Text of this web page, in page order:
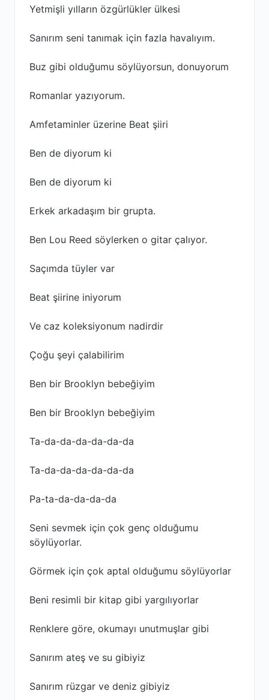
Yetmişli yılların özgürlükler ülkesi
Sanırım seni tanımak için fazla havalıyım.
Buz gibi olduğumu söylüyorsun, donuyorum
Romanlar yazıyorum.
Amfetaminler üzerine Beat şiiri
Ben de diyorum ki
Ben de diyorum ki
Erkek arkadaşım bir grupta.
Ben Lou Reed söylerken o gitar çalıyor.
Saçımda tüyler var
Beat şiirine iniyorum
Ve caz koleksiyonum nadirdir
Çoğu şeyi çalabilirim
Ben bir Brooklyn bebeğiyim
Ben bir Brooklyn bebeğiyim
Ta-da-da-da-da-da-da
Ta-da-da-da-da-da-da
Pa-ta-da-da-da-da
Seni sevmek için çok genç olduğumu
söylüyorlar.
Görmek için çok aptal olduğumu söylüyorlar
Beni resimli bir kitap gibi yargılıyorlar
Renklere göre, okumayı unutmuşlar gibi
Sanırım ateş ve su gibiyiz
Sanırım rüzgar ve deniz gibiyiz